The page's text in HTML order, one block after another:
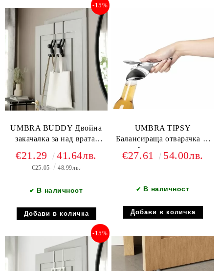
UMBRA BUDDY Двойна
закачалка за над врата,
-15%
€21.29 41.64лв.
€25.05 48.99лв.
✔ В наличност
UMBRA TIPSY
Балансираща отварачка за
бутилки, хром
€27.61 54.00лв.
✔ В наличност
-15%